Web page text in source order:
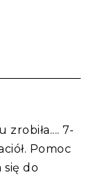
7-
Pomoc
się do